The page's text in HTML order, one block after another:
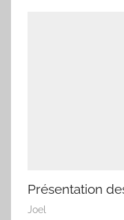
Présentation
Joel